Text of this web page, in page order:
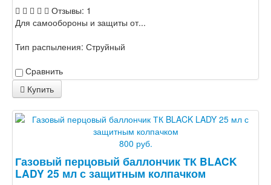
Отзывы: 1
Для самообороны и защиты от...
Тип распыления: Струйный
Сравнить
Купить
800 руб.
Газовый перцовый баллончик ТК BLACK
LADY 25 мл с защитным колпачком